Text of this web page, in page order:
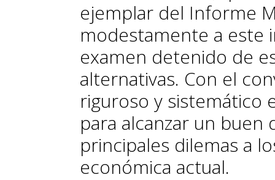
ejemplar del Informe
modestamente a
examen detenido de
alternativas. Con el
riguroso y sistemático
para alcanzar un
principales dilemas a
económica actual.